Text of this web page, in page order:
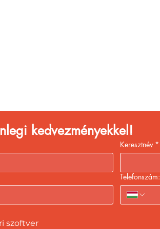
kedvezményekkel!
Keresztnév *
Telefonszám:
szoftver